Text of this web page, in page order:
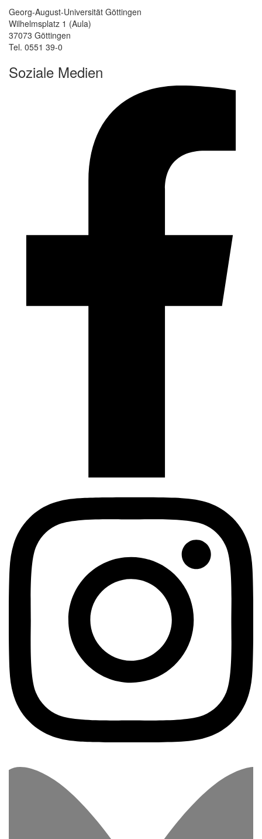
Georg-August-Universität Göttingen
Wilhelmsplatz 1 (Aula)
37073 Göttingen
Tel. 0551 39-0
Soziale Medien